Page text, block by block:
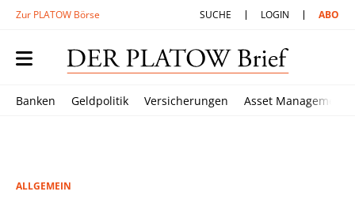
Zur PLATOW Börse SUCHE LOGIN ABO
Banken Geldpolitik Versicherungen Asset Management
ALLGEMEIN